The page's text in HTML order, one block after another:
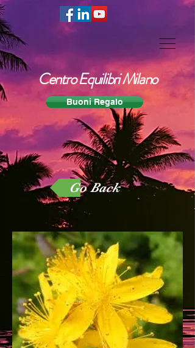
Centro Equilibri Milano
Buoni Regalo
Go Back